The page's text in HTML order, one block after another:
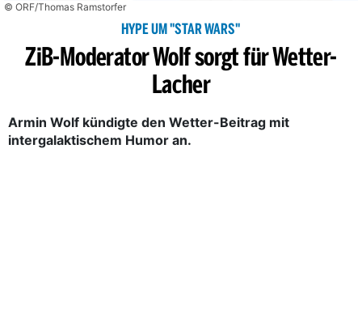
© ORF/Thomas Ramstorfer
HYPE UM "STAR WARS"
ZiB-Moderator Wolf sorgt für Wetter-
Lacher
Armin Wolf kündigte den Wetter-Beitrag mit
intergalaktischem Humor an.